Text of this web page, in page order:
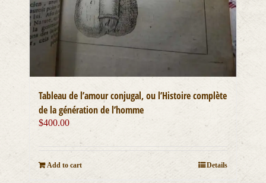
Tableau de l’amour conjugal, ou l’Histoire complète
de la génération de l’homme
$400.00
Add to cart Details